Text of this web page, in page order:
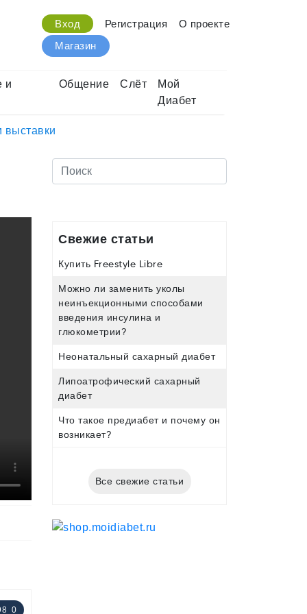
Вход Регистрация
О проекте
Магазин
и Общение Слёт
Мой
Диабет
выставки
0
Свежие статьи
Купить Freestyle Libre
Можно ли заменить уколы
неинъекционными способами
введения инсулина и
глюкометрии?
Неонатальный сахарный диабет
Липоатрофический сахарный
диабет
Что такое предиабет и почему он
возникает?
Все свежие статьи